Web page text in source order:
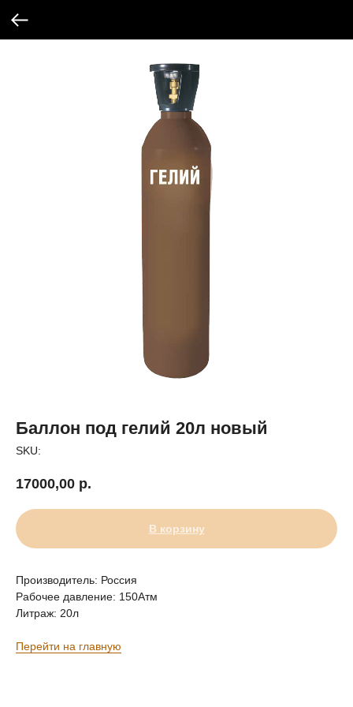
Баллон под гелий 20л новый
SKU:
17000,00 р.
В корзину
Производитель: Россия
Рабочее давление: 150Атм
Литраж: 20л
Перейти на главную